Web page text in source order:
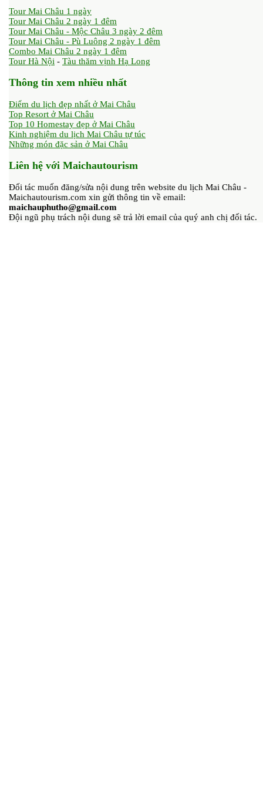
Tour Mai Châu 1 ngày
Tour Mai Châu 2 ngày 1 đêm
Tour Mai Châu - Mộc Châu 3 ngày 2 đêm
Tour Mai Châu - Pù Luông 2 ngày 1 đêm
Combo Mai Châu 2 ngày 1 đêm
Tour Hà Nội - Tàu thăm vịnh Hạ Long
Thông tin xem nhiều nhất
Điểm du lịch đẹp nhất ở Mai Châu
Top Resort ở Mai Châu
Top 10 Homestay đẹp ở Mai Châu
Kinh nghiệm du lịch Mai Châu tự túc
Những món đặc sản ở Mai Châu
Liên hệ với Maichautourism
Đối tác muốn đăng/sửa nội dung trên website du lịch Mai Châu -
Maichautourism.com xin gửi thông tin về email:
maichauphutho@gmail.com
Đội ngũ phụ trách nội dung sẽ trả lời email của quý anh chị đối tác.